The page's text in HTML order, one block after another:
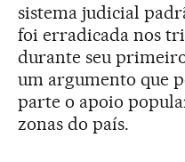
sistema judicial
foi erradicada nos
durante seu primeiro
um argumento que
parte o apoio
zonas do país.